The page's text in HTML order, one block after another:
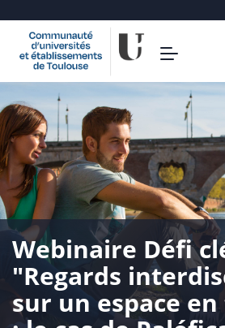
main
Toggle
Webinaire Défi
"Regards
sur un espace